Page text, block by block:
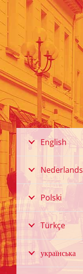
English
Nederlands
Polski
Türkçe
українська